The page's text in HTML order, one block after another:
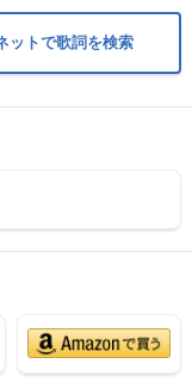
ットで歌詞を検索